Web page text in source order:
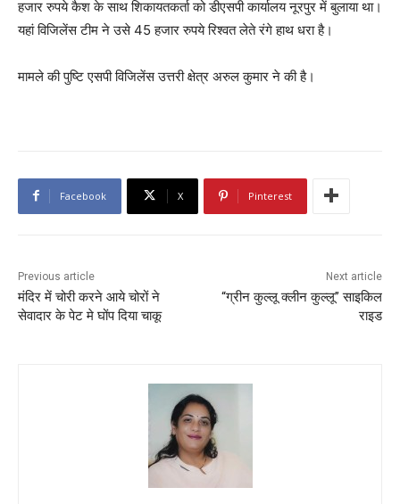
हजार रुपये कैश के साथ शिकायतकर्ता को डीएसपी कार्यालय नूरपुर में बुलाया था।
यहां विजिलेंस टीम ने उसे 45 हजार रुपये रिश्वत लेते रंगे हाथ धरा है।
मामले की पुष्टि एसपी विजिलेंस उत्तरी क्षेत्र अरुल कुमार ने की है।
Facebook X Pinterest
Previous article
मंदिर में चोरी करने आये चोरों ने
सेवादार के पेट मे घोंप दिया चाकू
Next article
“ग्रीन कुल्लू क्लीन कुल्लू” साइकिल
राइड